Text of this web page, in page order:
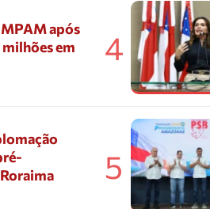
após
em
4
5